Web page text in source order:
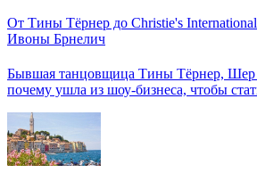
От Тины Тёрнер до Christie's
Ивоны Брнелич
Бывшая танцовщица Тины Тёрнер, Шер
почему ушла из шоу-бизнеса, чтобы